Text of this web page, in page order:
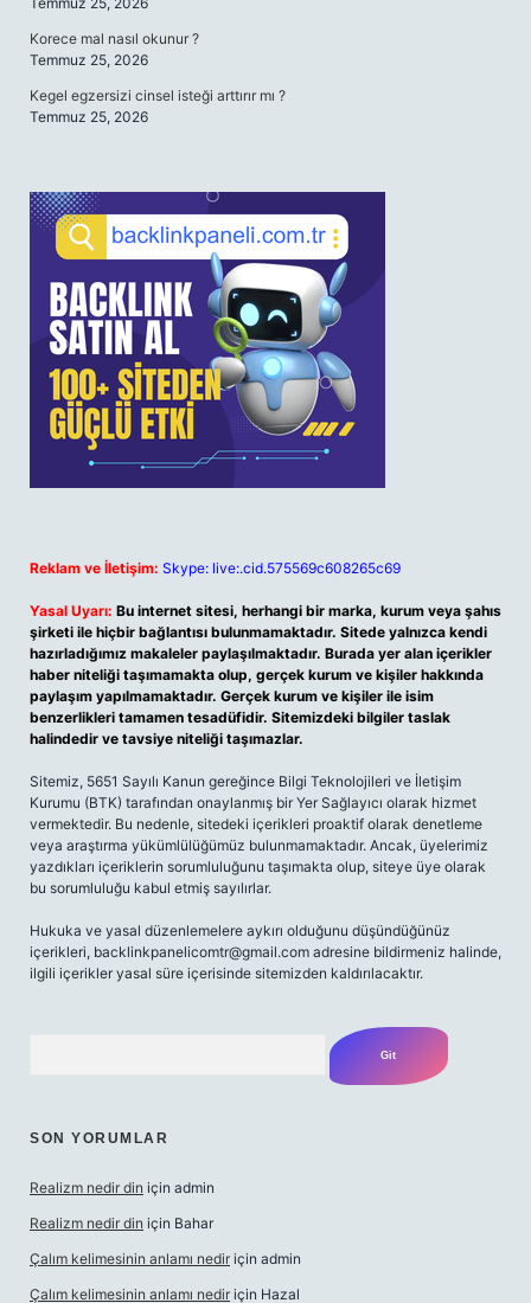
Korece mal nasıl okunur ?
Temmuz 25, 2026
Kegel egzersizi cinsel isteği arttırır mı ?
Temmuz 25, 2026
Reklam ve İletişim: Skype: live:.cid.575569c608265c69
Yasal Uyarı: Bu internet sitesi, herhangi bir marka, kurum veya şahıs
şirketi ile hiçbir bağlantısı bulunmamaktadır. Sitede yalnızca kendi
hazırladığımız makaleler paylaşılmaktadır. Burada yer alan içerikler
haber niteliği taşımamakta olup, gerçek kurum ve kişiler hakkında
paylaşım yapılmamaktadır. Gerçek kurum ve kişiler ile isim
benzerlikleri tamamen tesadüfidir. Sitemizdeki bilgiler taslak
halindedir ve tavsiye niteliği taşımazlar.
Sitemiz, 5651 Sayılı Kanun gereğince Bilgi Teknolojileri ve İletişim
Kurumu (BTK) tarafından onaylanmış bir Yer Sağlayıcı olarak hizmet
vermektedir. Bu nedenle, sitedeki içerikleri proaktif olarak denetleme
veya araştırma yükümlülüğümüz bulunmamaktadır. Ancak, üyelerimiz
yazdıkları içeriklerin sorumluluğunu taşımakta olup, siteye üye olarak
bu sorumluluğu kabul etmiş sayılırlar.
Hukuka ve yasal düzenlemelere aykırı olduğunu düşündüğünüz
içerikleri, backlinkpanelicomtr@gmail.com adresine bildirmeniz halinde,
ilgili içerikler yasal süre içerisinde sitemizden kaldırılacaktır.
SON YORUMLAR
Realizm nedir din için admin
Realizm nedir din için Bahar
Çalım kelimesinin anlamı nedir için admin
Çalım kelimesinin anlamı nedir için Hazal